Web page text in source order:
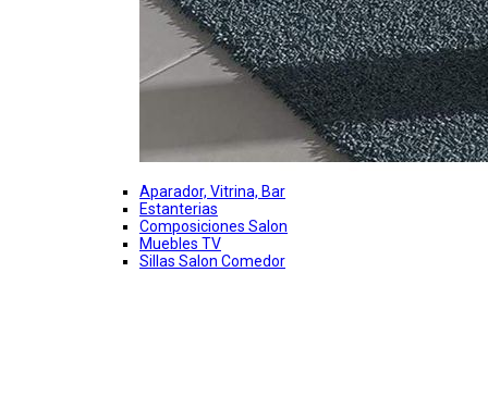
Aparador, Vitrina, Bar
Estanterias
Composiciones Salon
Muebles TV
Sillas Salon Comedor